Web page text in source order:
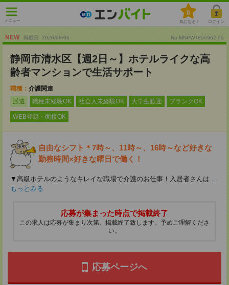
メニュー
0
気になる！ ログイン
NEW 掲載日 :2026/08/06 No.MNPWT856962-05
静岡市清水区【週2日～】ホテルライクな高
齢者マンションで生活サポート
職種： 介護関連
派遣
職種未経験OK 社会人未経験OK 大学生歓迎 ブランクOK
WEB登録・面接OK
自由なシフト＊7時～、11時～、16時～など好きな
勤務時間×好きな曜日で働く！
▼高級ホテルのようなキレイな職場で介護のお仕事！入居者さんは ...
もっとみる
応募が集まった時点で掲載終了
この求人は応募が集まり次第、掲載終了致します。予めご理解くださ
い。
応募ページへ